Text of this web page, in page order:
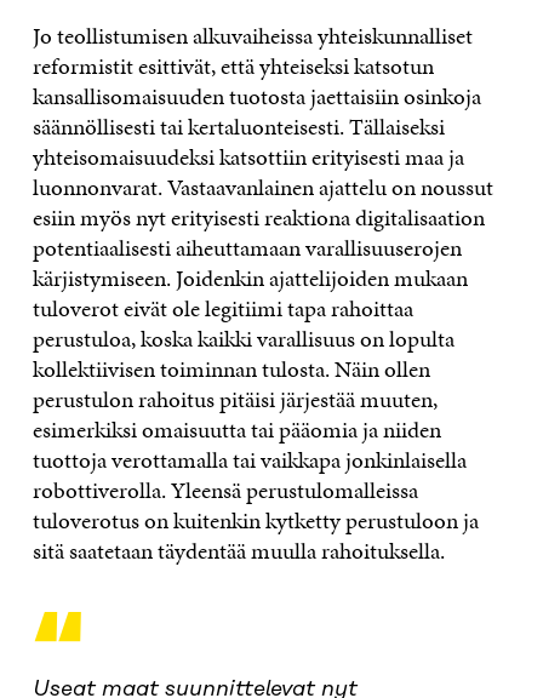
Jo teollistumisen alkuvaiheissa yhteiskunnalliset
reformistit esittivät, että yhteiseksi katsotun
kansallisomaisuuden tuotosta jaettaisiin osinkoja
säännöllisesti tai kertaluonteisesti. Tällaiseksi
yhteisomaisuudeksi katsottiin erityisesti maa ja
luonnonvarat. Vastaavanlainen ajattelu on noussut
esiin myös nyt erityisesti reaktiona digitalisaation
potentiaalisesti aiheuttamaan varallisuuserojen
kärjistymiseen. Joidenkin ajattelijoiden mukaan
tuloverot eivät ole legitiimi tapa rahoittaa
perustuloa, koska kaikki varallisuus on lopulta
kollektiivisen toiminnan tulosta. Näin ollen
perustulon rahoitus pitäisi järjestää muuten,
esimerkiksi omaisuutta tai pääomia ja niiden
tuottoja verottamalla tai vaikkapa jonkinlaisella
robottiverolla. Yleensä perustulomalleissa
tuloverotus on kuitenkin kytketty perustuloon ja
sitä saatetaan täydentää muulla rahoituksella.
“
Useat maat suunnittelevat nyt